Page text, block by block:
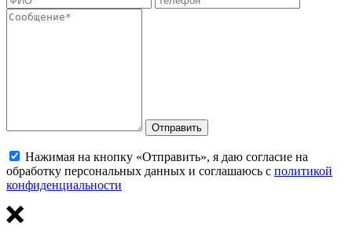
Отправить
Нажимая на кнопку «Отправить», я даю согласие на
обработку персональных данных и соглашаюсь с политикой
конфиденциальности